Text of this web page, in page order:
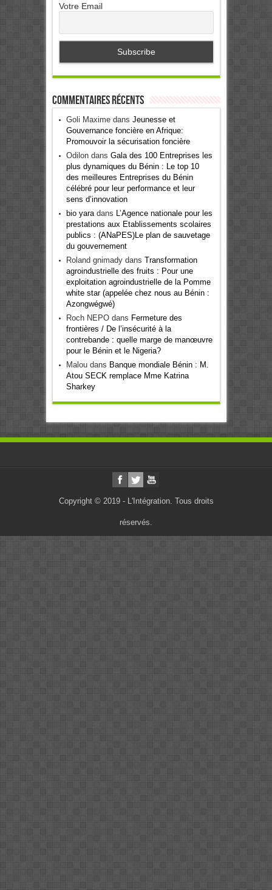
Votre Email
Commentaires récents
Goli Maximedans Jeunesse et
Gouvernance foncière en Afrique:
Promouvoir la sécurisation foncière
Odilondans Gala des 100 Entreprises les
plus dynamiques du Bénin : Le top 10
des meilleures Entreprises du Bénin
célébré pour leur performance et leur
sens d’innovation
bio yaradans
L’Agence nationale pour les
prestations aux Etablissements scolaires
publics : (ANaPES)Le plan de sauvetage
du gouvernement
Roland gnimadydans Transformation
agroindustrielle des fruits : Pour une
exploitation agroindustrielle de la Pomme
white star (appelée chez nous au Bénin :
Azongwégwé)
Roch NEPOdans Fermeture des
frontières / De l’insécurité à la
contrebande : quelle marge de manœuvre
pour le Bénin et le Nigeria?
Maloudans Banque mondiale Bénin : M.
Atou SECK remplace Mme Katrina
Sharkey
Copyright © 2019 - L'Intégration. Tous droits
réservés.